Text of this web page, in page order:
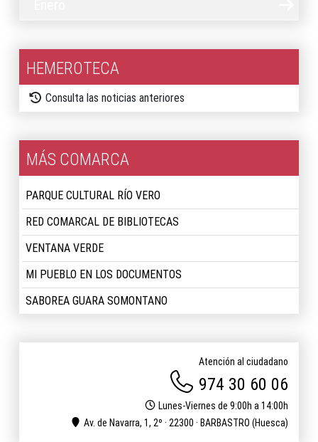
HEMEROTECA
Consulta las noticias anteriores
MÁS COMARCA
PARQUE CULTURAL RÍO VERO
RED COMARCAL DE BIBLIOTECAS
VENTANA VERDE
MI PUEBLO EN LOS DOCUMENTOS
SABOREA GUARA SOMONTANO
Atención al ciudadano
974 30 60 06
Lunes-Viernes de 9:00h a 14:00h
Av. de Navarra, 1, 2º · 22300 · BARBASTRO (Huesca)